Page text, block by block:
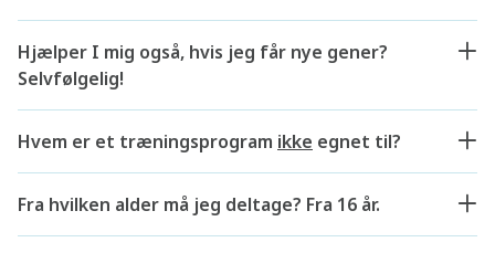
Hjælper I mig også, hvis jeg får nye gener?
Selvfølgelig!
Hvem er et træningsprogram ikke egnet til?
Fra hvilken alder må jeg deltage? Fra 16 år.